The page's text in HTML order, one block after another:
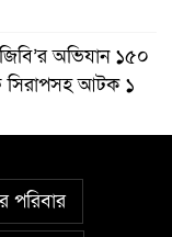
অভিযান ১৫০
আটক ১
অভিযান
পরিবার